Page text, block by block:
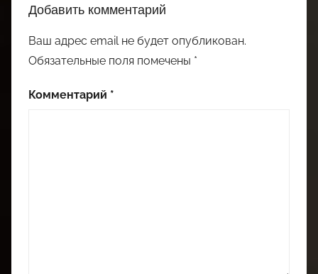
Добавить комментарий
Ваш адрес email не будет опубликован.
Обязательные поля помечены *
Комментарий *